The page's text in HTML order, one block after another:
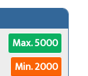
Max. 5000
Min. 2000